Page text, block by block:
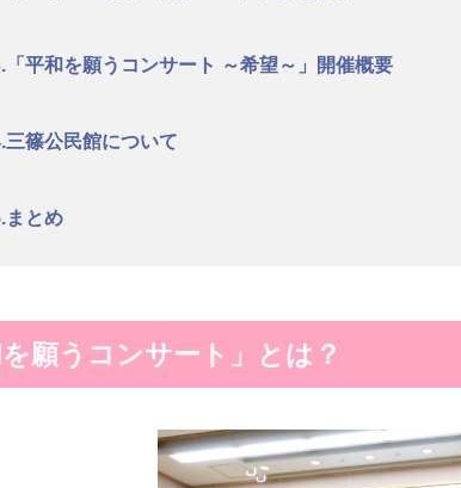
「平和を願うコンサート ～希望～」開催概要
三篠公民館について
まとめ
願うコンサート」とは？